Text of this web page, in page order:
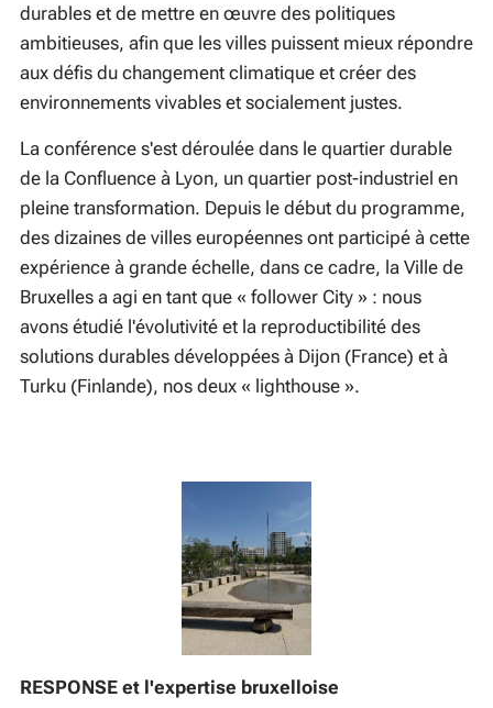
durables et de mettre en œuvre des politiques
ambitieuses, afin que les villes puissent mieux répondre
aux défis du changement climatique et créer des
environnements vivables et socialement justes.
La conférence s'est déroulée dans le quartier durable
de la Confluence à Lyon, un quartier post-industriel en
pleine transformation. Depuis le début du programme,
des dizaines de villes européennes ont participé à cette
expérience à grande échelle, dans ce cadre, la Ville de
Bruxelles a agi en tant que « follower City » : nous
avons étudié l'évolutivité et la reproductibilité des
solutions durables développées à Dijon (France) et à
Turku (Finlande), nos deux « lighthouse ».
RESPONSE et l'expertise bruxelloise